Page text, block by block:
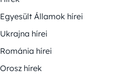
Egyesült Államok hírei
Ukrajna hírei
Románia hírei
Orosz hírek